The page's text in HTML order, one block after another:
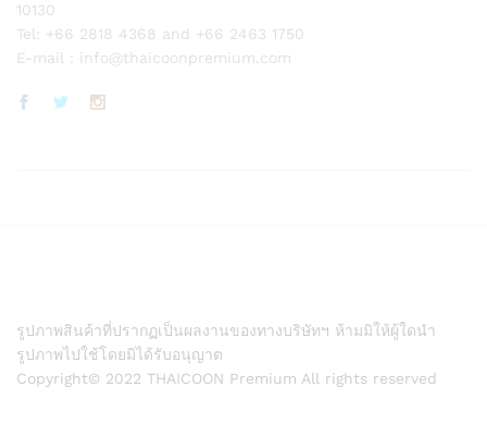
10130
Tel: +66 2818 4368 and +66 2463 1750
E-mail : info@thaicoonpremium.com
รูปภาพสินค้าที่ปรากฏเป็นผลงานของทางบริษัทฯ ห้ามมิให้ผู้ใดนำ
รูปภาพไปใช้โดยมิได้รับอนุญาต
Copyright© 2022 THAICOON Premium All rights reserved